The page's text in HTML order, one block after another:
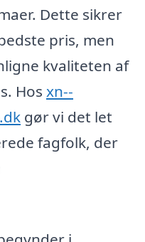
Dette sikrer
pris, men
kvaliteten af
Hos xn--
gør vi det let
fagfolk, der